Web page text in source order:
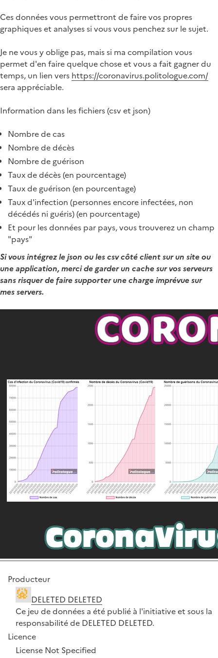
Ces données vous permettront de faire vos propres
graphiques et analyses si vous vous penchez sur le sujet.
Je ne vous y oblige pas, mais si ma compilation vous
permet d'en faire quelque chose et vous a fait gagner du
temps, un lien vers https://coronavirus.politologue.com/
sera appréciable.
Information dans les fichiers (csv et json)
Nombre de cas
Nombre de décès
Nombre de guérison
Taux de décès (en pourcentage)
Taux de guérison (en pourcentage)
Taux d'infection (personnes encore infectées, non
décédés ni guéris) (en pourcentage)
Et pour les données par pays, vous trouverez un champ
"pays"
Si vous intégrez le json ou les csv côté client sur un site ou
une application, merci de garder un cache sur vos serveurs
sans risquer de faire supporter une charge imprévue sur
mes servers.
Producteur
DELETED DELETED
Ce jeu de données a été publié à l'initiative et sous la
responsabilité de DELETED DELETED.
Licence
License Not Specified